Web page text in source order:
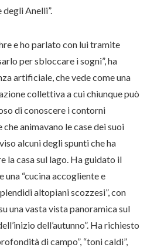
degli Anelli”.
e ho parlato con lui tramite
per sbloccare i sogni”, ha
artificiale, che vede come una
collettiva a cui chiunque può
di conoscere i contorni
che animavano le case dei suoi
alcuni degli spunti che ha
la casa sul lago. Ha guidato il
“cucina accogliente e
altopiani scozzesi”, con
una vasta vista panoramica sul
dell’autunno”. Ha richiesto
di campo”, “toni caldi”,